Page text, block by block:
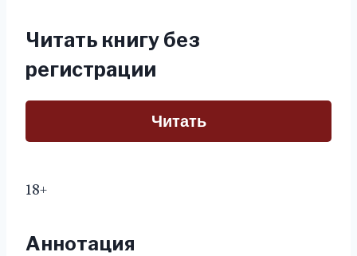
Читать книгу без
регистрации
Читать
18+
Аннотация